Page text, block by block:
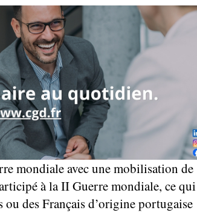
mondiale avec une mobilisation de
à la II Guerre mondiale, ce qui
des Français d’origine portugaise